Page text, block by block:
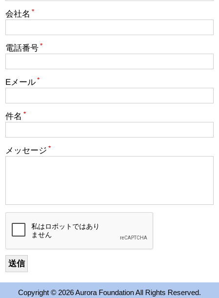
2019 Winner
2019 Results
2016 Winners
2015 Winners
2013 Results
奨学金
2023 Resipiant
会社名
電話番号
Eメール
件名
メッセージ
Copyright © 2026 Aurora Foundation All Rights Reserved.